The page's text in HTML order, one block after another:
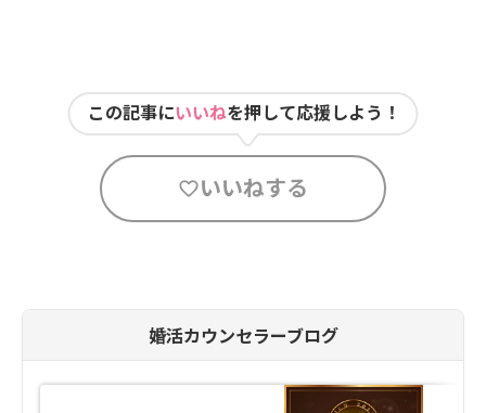
この記事にいいねを押して応援しよう！
いいねする
婚活カウンセラーブログ